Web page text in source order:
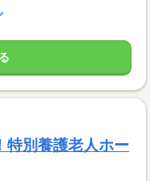
特別養護老人ホー